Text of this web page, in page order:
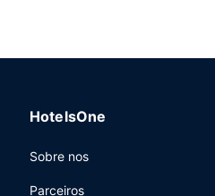
HotelsOne
Sobre nos
Parceiros